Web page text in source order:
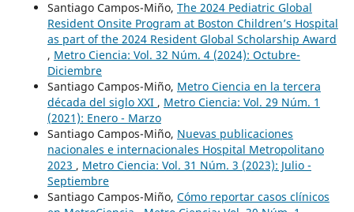
Santiago Campos-Miño, The 2024 Pediatric Global
Resident Onsite Program at Boston Children’s Hospital
as part of the 2024 Resident Global Scholarship Award
, Metro Ciencia: Vol. 32 Núm. 4 (2024): Octubre-
Diciembre
Santiago Campos-Miño, Metro Ciencia en la tercera
década del siglo XXI , Metro Ciencia: Vol. 29 Núm. 1
(2021): Enero - Marzo
Santiago Campos-Miño, Nuevas publicaciones
nacionales e internacionales Hospital Metropolitano
2023 , Metro Ciencia: Vol. 31 Núm. 3 (2023): Julio -
Septiembre
Santiago Campos-Miño, Cómo reportar casos clínicos